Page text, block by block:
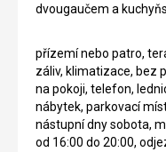
dvougaučem a
přízemí nebo patro,
záliv, klimatizace, bez
na pokoji, telefon,
nábytek, parkovací
nástupní dny sobota,
od 16:00 do 20:00,